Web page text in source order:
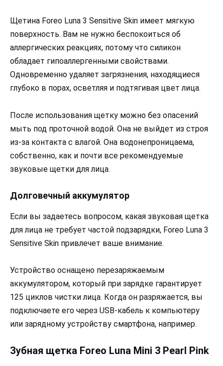
Щетина Foreo Luna 3 Sensitive Skin имеет мягкую
поверхность. Вам не нужно беспокоиться об
аллергических реакциях, потому что силикон
обладает гипоаллергенными свойствами.
Одновременно удаляет загрязнения, находящиеся
глубоко в порах, осветляя и подтягивая цвет лица.
После использования щетку можно без опасений
мыть под проточной водой. Она не выйдет из строя
из-за контакта с влагой. Она водонепроницаема,
собственно, как и почти все рекомендуемые
звуковые щетки для лица.
Долговечный аккумулятор
Если вы задаетесь вопросом, какая звуковая щетка
для лица не требует частой подзарядки, Foreo Luna 3
Sensitive Skin привлечет ваше внимание.
Устройство оснащено перезаряжаемым
аккумулятором, который при зарядке гарантирует
125 циклов чистки лица. Когда он разряжается, вы
подключаете его через USB-кабель к компьютеру
или зарядному устройству смартфона, например.
Зубная щетка Foreo Luna Mini 3 Pearl Pink